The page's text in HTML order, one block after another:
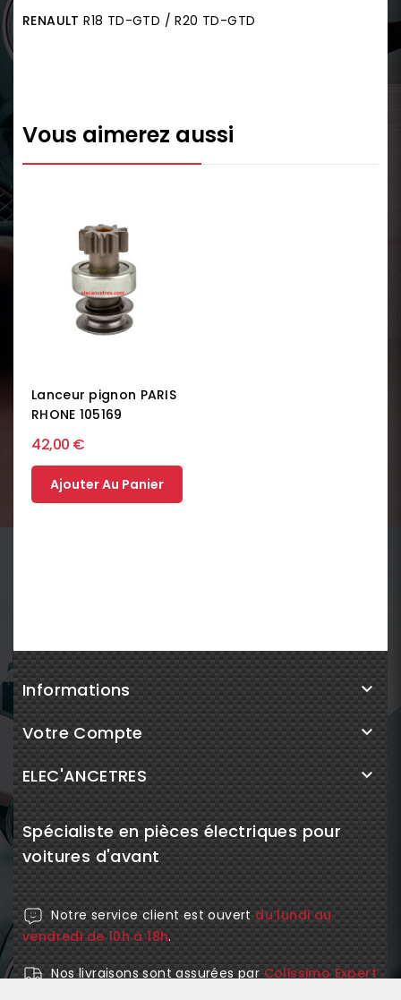
RENAULT R18 TD-GTD / R20 TD-GTD
Vous aimerez aussi
Lanceur pignon PARIS
RHONE 105169
42,00 €
Ajouter Au Panier
Informations 
Votre Compte 
ELEC'ANCETRES 
Spécialiste en pièces électriques pour
voitures d'avant
Notre service client est ouvertdu lundi au
vendredi de 10h à 18h.
Nos livraisons sont assurées par Colissimo Expert